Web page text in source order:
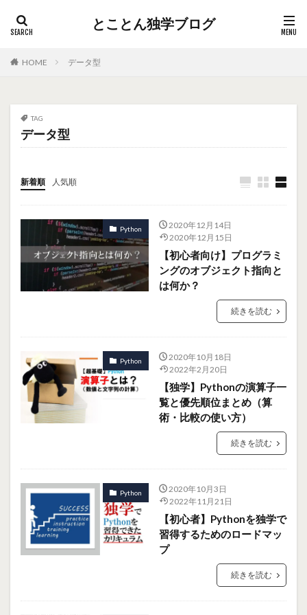
とことん独学ブログ
HOME データ型
TAG
データ型
新着順 人気順
Python
2020年12月14日
2020年12月15日
【初心者向け】プログラミ
ングのオブジェクト指向と
は何か？
続きを読む
Python
2020年10月18日
2022年2月20日
【独学】Pythonの演算子一
覧と優先順位まとめ（算
術・比較の使い方）
続きを読む
Python
2020年10月3日
2022年11月21日
【初心者】Pythonを独学で
習得するためのロードマッ
プ
続きを読む